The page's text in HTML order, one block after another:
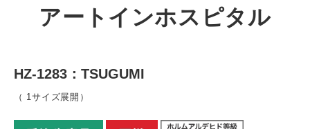
アートインホスピタル
HZ-1283：TSUGUMI
（ 1サイズ展開）